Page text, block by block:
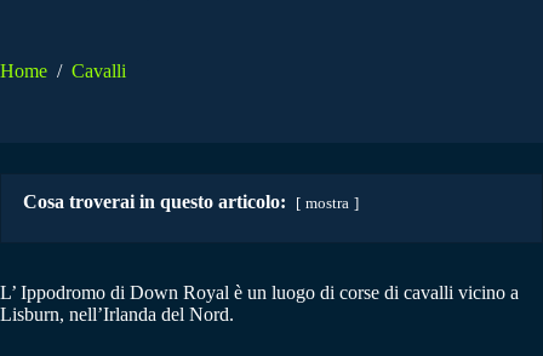
Home / Cavalli
Cosa troverai in questo articolo: mostra
L’ Ippodromo di Down Royal è un luogo di corse di cavalli vicino a
Lisburn, nell’Irlanda del Nord.